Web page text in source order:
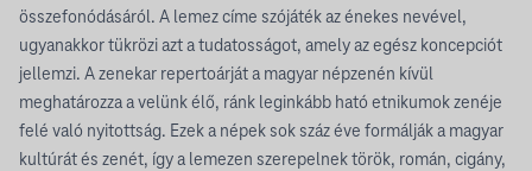
összefonódásáról. A lemez címe szójáték az énekes nevével,
ugyanakkor tükrözi azt a tudatosságot, amely az egész koncepciót
jellemzi. A zenekar repertoárját a magyar népzenén kívül
meghatározza a velünk élő, ránk leginkább ható etnikumok zenéje
felé való nyitottság. Ezek a népek sok száz éve formálják a magyar
kultúrát és zenét, így a lemezen szerepelnek török, román, cigány,